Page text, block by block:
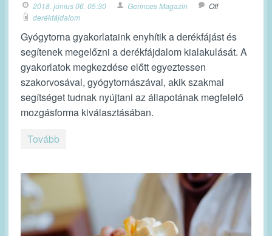
2018. június 06. 05:30 Gerinces Magazin
Off
derékfájdalom
Gyógytorna gyakorlataink enyhítik a derékfájást és
segítenek megelőzni a derékfájdalom kialakulását. A
gyakorlatok megkezdése előtt egyeztessen
szakorvosával, gyógytornászával, akik szakmai
segítséget tudnak nyújtani az állapotának megfelelő
mozgásforma kiválasztásában.
Tovább